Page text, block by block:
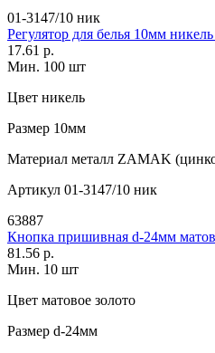
01-3147/10 ник
Регулятор для белья 10мм
17.61 р.
Мин. 100 шт
Цвет никель
Размер 10мм
Материал металл ZAMAK
Артикул 01-3147/10 ник
63887
Кнопка пришивная d-24мм
81.56 р.
Мин. 10 шт
Цвет матовое золото
Размер d-24мм